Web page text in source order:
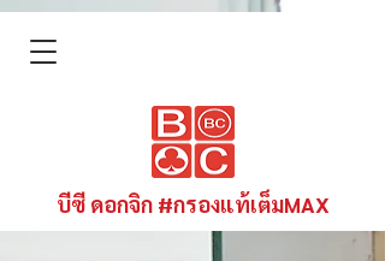
บีซี ดอกจิก #กรองแท้เต็มMAX